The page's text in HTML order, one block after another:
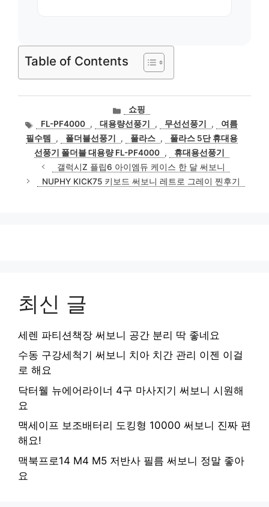
Table of Contents
카
테
고
리
쇼핑
태
그
FL-PF4000 , 대용량선풍기 , 무선선풍기 ,
여름
필수템
, 폴더블선풍기 , 풀라스 ,
풀라스 5단 휴대용
선풍기 폴더블 대용량 FL-PF4000 ,
휴대용선풍기
갤럭시Z 플립6 아이엠듀 케이스 한 달 써보니
NUPHY KICK75 키보드 써보니 레트로 그레이 찐후기
최신 글
세렌 파티션책장 써보니 공간 분리 딱 좋네요
수동 구강세척기 써보니 치아 치간 관리 이젠 이걸
로 해요
닥터웰 뉴에어라이너 4구 마사지기 써보니 시원해
요
맥세이프 보조배터리 도킹형 10000 써보니 진짜 편
해요!
맥북프로14 M4 M5 저반사 필름 써보니 정말 좋아
요